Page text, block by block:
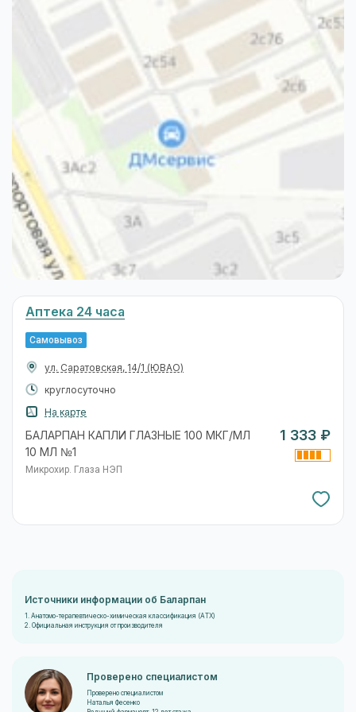
Аптека 24 часа
Самовывоз
ул. Саратовская, 14/1 (ЮВАО)
круглосуточно
На карте
БАЛАРПАН КАПЛИ ГЛАЗНЫЕ 100 МКГ/МЛ
10 МЛ №1
Микрохир. Глаза НЭП
1 333 ₽
Источники информации об Баларпан
1. Анатомо-терапевтическо-химическая классификация (ATX)
2. Официальная инструкция от производителя
Проверено специалистом
Проверено специалистом
Наталья Фесенко